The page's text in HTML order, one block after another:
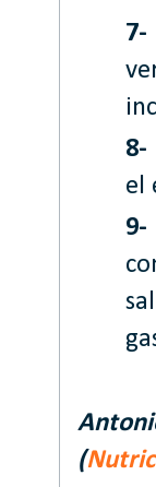
7-
8-
el
9-
(